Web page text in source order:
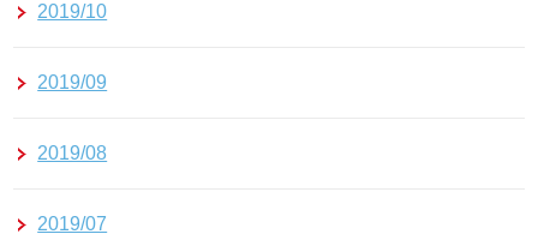
2019/10
2019/09
2019/08
2019/07